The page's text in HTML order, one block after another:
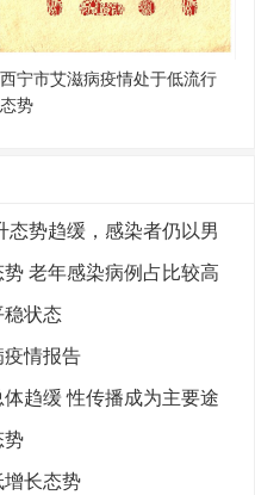
西宁市艾滋病疫情处于低流行
态势
势趋缓，感染者仍以男
老年感染病例占比较高
状态
情报告
趋缓 性传播成为主要途
势
长态势